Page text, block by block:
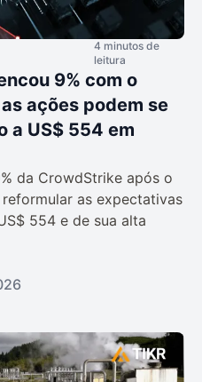
4 minutos de
leitura
9% com o
ações podem se
a US$ 554 em
da CrowdStrike após o
as expectativas
554 e de sua alta